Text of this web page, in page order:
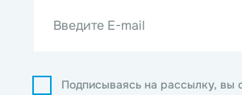
Введите E-mail
Подписываясь на рассылку, вы